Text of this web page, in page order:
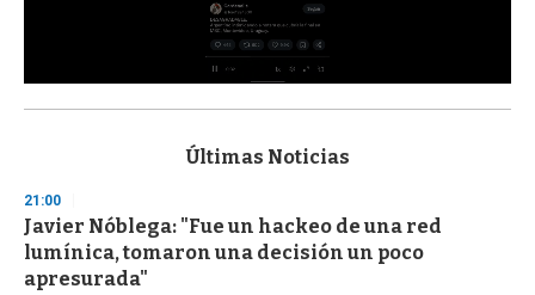
s
d
s
o
f
3
Últimas Noticias
21:00
Javier Nóblega: "Fue un hackeo de una red
lumínica, tomaron una decisión un poco
apresurada"